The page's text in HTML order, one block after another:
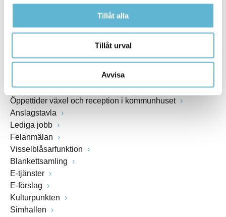
Tillåt alla
Tillåt urval
Avvisa
Fax: 0456-82 22 00
Öppettider växel och reception i kommunhuset
Anslagstavla
Lediga jobb
Felanmälan
Visselblåsarfunktion
Blankettsamling
E-tjänster
E-förslag
Kulturpunkten
Simhallen